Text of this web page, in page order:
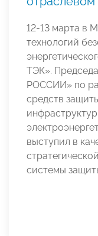
12-13 марта в
технологий
ТЭК».
РОССИИ» по
средств
выступил в
системы